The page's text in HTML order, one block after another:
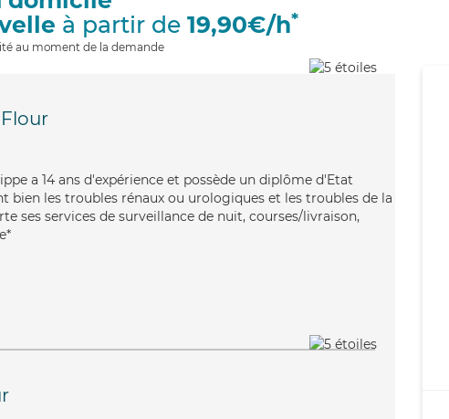
à partir de 19,90€/h*
au moment de la demande
a 14 ans d'expérience et possède un diplôme d'Etat
bien les troubles rénaux ou urologiques et les troubles de la
ses services de surveillance de nuit, courses/livraison,